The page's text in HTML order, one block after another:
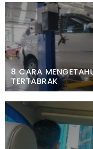
8 CARA
TERTABRAK